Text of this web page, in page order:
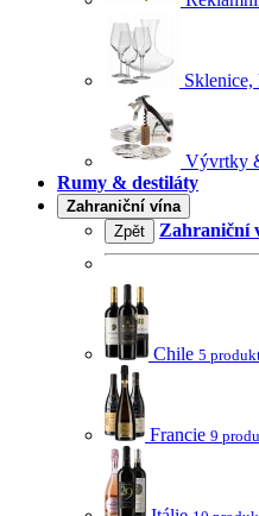
Vývrtky
Rumy & destiláty
Zahraniční vína
Zpět
Zahraniční
Chile 5
Francie 9